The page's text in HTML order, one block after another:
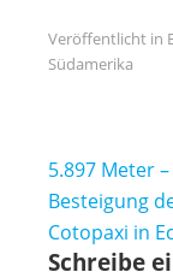
Veröffentlicht in
Südamerika
5.897 Meter –
Besteigung
Cotopaxi in
Schreibe